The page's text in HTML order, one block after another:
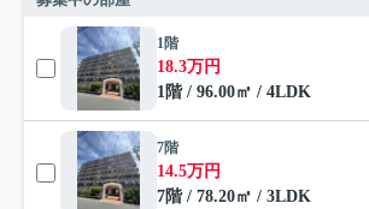
1階
18.3万円
1階 / 96.00㎡ / 4LDK
7階
14.5万円
7階 / 78.20㎡ / 3LDK